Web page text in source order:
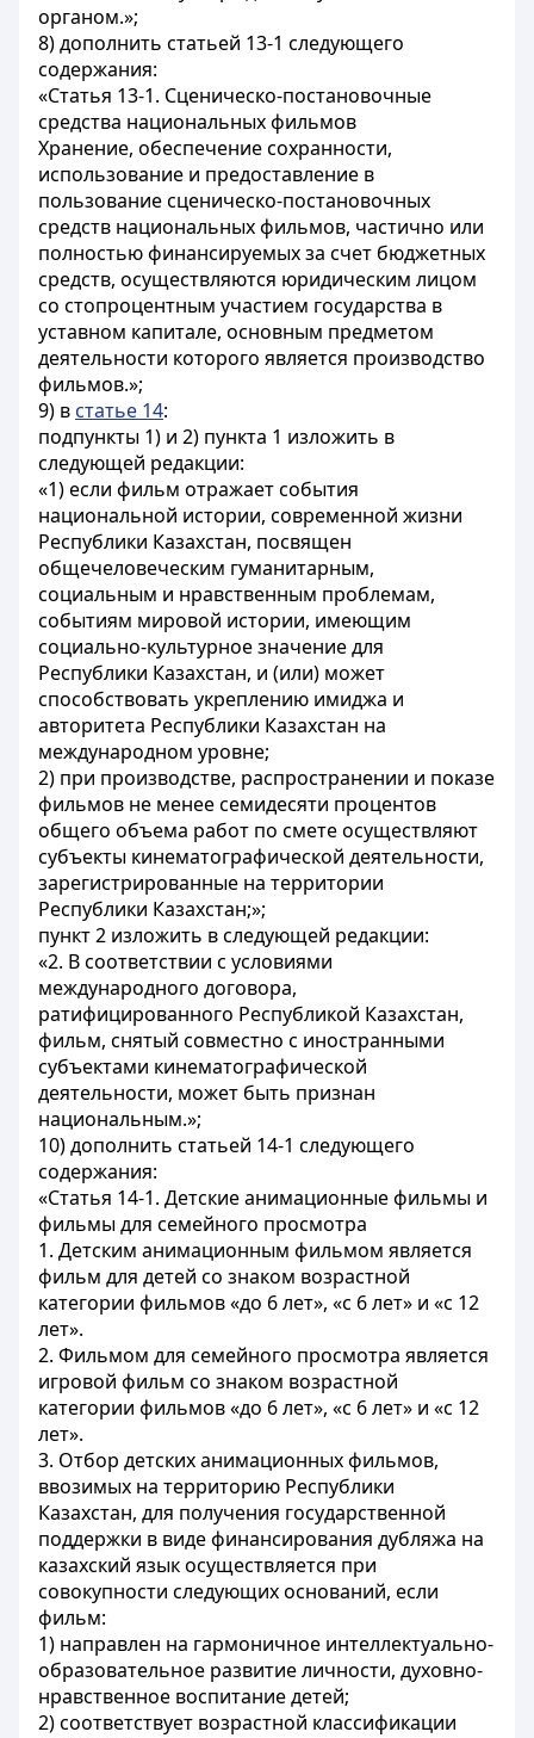
органом.»;
8) дополнить статьей 13-1 следующего
содержания:
«Статья 13-1. Сценическо-постановочные
средства национальных фильмов
Хранение, обеспечение сохранности,
использование и предоставление в
пользование сценическо-постановочных
средств национальных фильмов, частично или
полностью финансируемых за счет бюджетных
средств, осуществляются юридическим лицом
со стопроцентным участием государства в
уставном капитале, основным предметом
деятельности которого является производство
фильмов.»;
9) в статье 14:
подпункты 1) и 2) пункта 1 изложить в
следующей редакции:
«1) если фильм отражает события
национальной истории, современной жизни
Республики Казахстан, посвящен
общечеловеческим гуманитарным,
социальным и нравственным проблемам,
событиям мировой истории, имеющим
социально-культурное значение для
Республики Казахстан, и (или) может
способствовать укреплению имиджа и
авторитета Республики Казахстан на
международном уровне;
2) при производстве, распространении и показе
фильмов не менее семидесяти процентов
общего объема работ по смете осуществляют
субъекты кинематографической деятельности,
зарегистрированные на территории
Республики Казахстан;»;
пункт 2 изложить в следующей редакции:
«2. В соответствии с условиями
международного договора,
ратифицированного Республикой Казахстан,
фильм, снятый совместно с иностранными
субъектами кинематографической
деятельности, может быть признан
национальным.»;
10) дополнить статьей 14-1 следующего
содержания:
«Статья 14-1. Детские анимационные фильмы и
фильмы для семейного просмотра
1. Детским анимационным фильмом является
фильм для детей со знаком возрастной
категории фильмов «до 6 лет», «с 6 лет» и «с 12
лет».
2. Фильмом для семейного просмотра является
игровой фильм со знаком возрастной
категории фильмов «до 6 лет», «с 6 лет» и «с 12
лет».
3. Отбор детских анимационных фильмов,
ввозимых на территорию Республики
Казахстан, для получения государственной
поддержки в виде финансирования дубляжа на
казахский язык осуществляется при
совокупности следующих оснований, если
фильм:
1) направлен на гармоничное интеллектуально-
образовательное развитие личности, духовно-
нравственное воспитание детей;
2) соответствует возрастной классификации